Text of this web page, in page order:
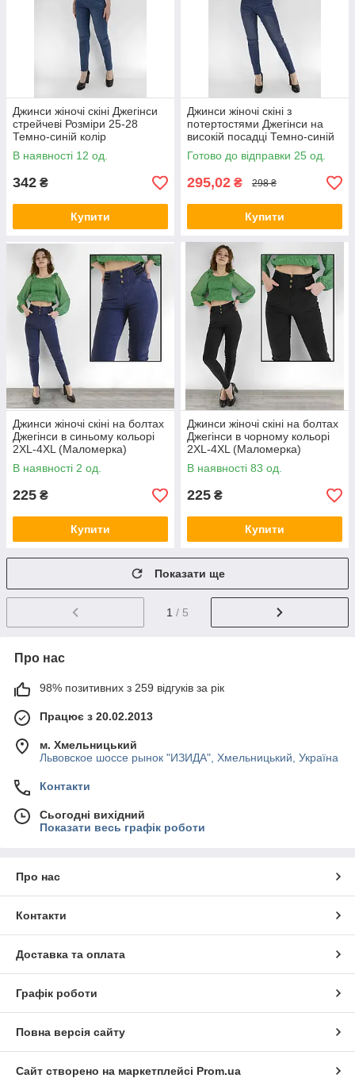
Джинси жіночі скіні Джегінси
стрейчеві Розміри 25-28
Темно-синій колір
В наявності 12 од.
342 ₴
Купити
Джинси жіночі скіні з
потертостями Джегінси на
високій посадці Темно-синій
колір Розміри 27-31
Готово до відправки 25 од.
295,02 ₴ 298 ₴
Купити
Джинси жіночі скіні на болтах
Джегінси в синьому кольорі
2XL-4XL (Маломерка)
В наявності 2 од.
225 ₴
Купити
Джинси жіночі скіні на болтах
Джегінси в чорному кольорі
2XL-4XL (Маломерка)
В наявності 83 од.
225 ₴
Купити
Показати ще
1 / 5
Про нас
98% позитивних з 259 відгуків за рік
Працює з 20.02.2013
м. Хмельницький
Львовское шоссе рынок "ИЗИДА", Хмельницький, Україна
Контакти
Сьогодні вихідний
Показати весь графік роботи
Про нас
Контакти
Доставка та оплата
Графік роботи
Повна версія сайту
Сайт створено на маркетплейсі Prom.ua